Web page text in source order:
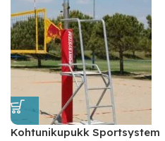
Kohtunikupukk Sportsystem